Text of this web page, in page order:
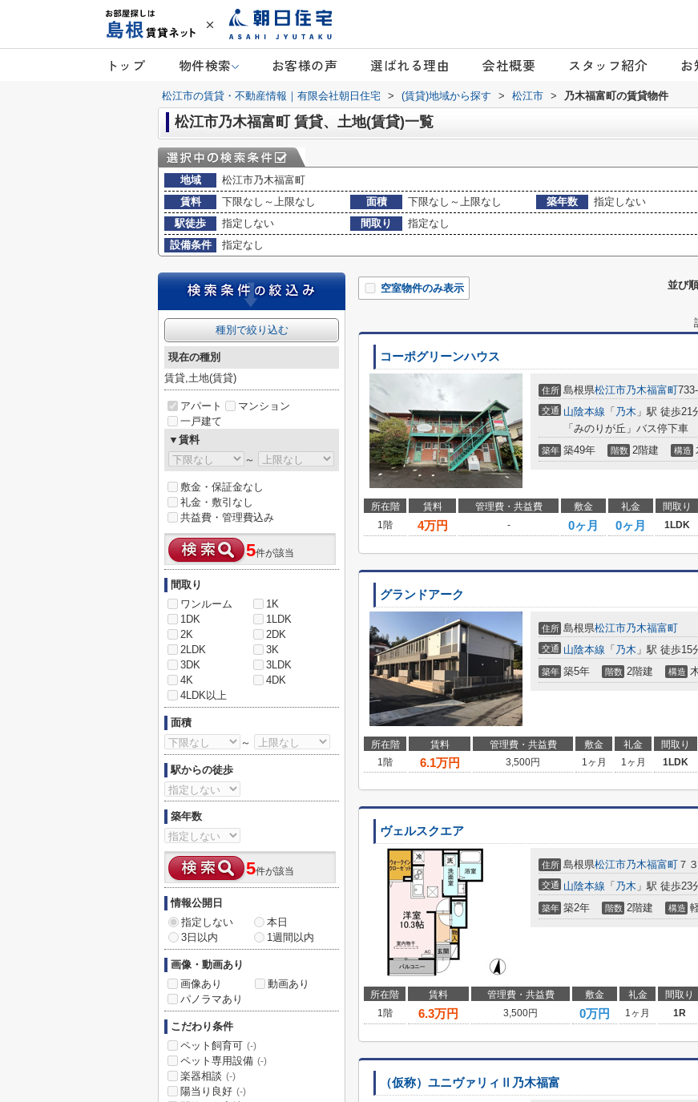
トップ 物件検索 お客様の声 選ばれる理由 会社概要 スタッフ紹介 お
松江市の賃貸・不動産情報｜有限会社朝日住宅 > (賃貸)地域から探す > 松江市 > 乃木福富町の賃貸物件
松江市乃木福富町 賃貸、土地(賃貸)一覧
地域
松江市乃木福富町
賃料
下限なし～上限なし 面積 下限なし～上限なし 築年数
指定しない
駅徒歩
指定しない 間取り
指定なし
設備条件
指定なし
並び順
空室物件のみ表示
コーポグリーンハウス
住所 島根県松江市乃木福富町
交通 山陰本線 「 乃木 」駅 徒歩21
「みのりが丘」バス停下車
築年 築49年 階数 2階建 構造
所在階 賃料 管理費・共益費 敷金 礼金 間取り
1階
4万円 - 0ヶ月 0ヶ月 1LDK
グランドアーク
住所 島根県松江市乃木福富町
交通 山陰本線 「 乃木 」駅 徒歩15
築年 築5年 階数 2階建 構造
所在階 賃料 管理費・共益費 敷金 礼金 間取り
1階
6.1万円 3,500円 1ヶ月 1ヶ月 1LDK
ヴェルスクエア
住所 島根県松江市乃木福富町 ７
交通 山陰本線 「 乃木 」駅 徒歩23
築年 築2年 階数 2階建 構造
所在階 賃料 管理費・共益費 敷金 礼金 間取り
1階
6.3万円 3,500円 0万円 1ヶ月 1R
（仮称）ユニヴァリィⅡ乃木福富
種別で絞り込む
現在の種別
賃貸,土地(賃貸)
アパート
マンション
一戸建て
▼賃料
～
敷金・保証金なし
礼金・敷引なし
共益費・管理費込み
5件が該当
間取り
ワンルーム
1K
1DK
1LDK
2K
2DK
2LDK
3K
3DK
3LDK
4K
4DK
4LDK以上
面積
～
駅からの徒歩
築年数
5件が該当
情報公開日
指定しない
本日
3日以内
1週間以内
画像・動画あり
画像あり
動画あり
パノラマあり
こだわり条件
ペット飼育可 (-)
ペット専用設備 (-)
楽器相談 (-)
陽当り良好 (-)